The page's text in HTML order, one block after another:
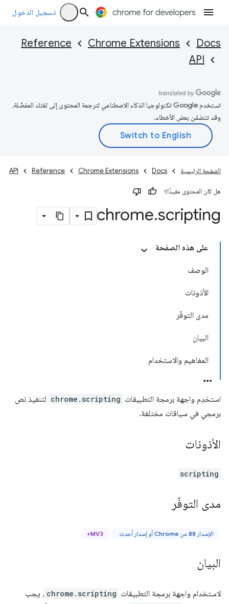
تسجيل الدخول
Docs
Chrome Extensions
Reference
API
تستخدم Google تكنولوجيا الذكاء الاصطناعي لترجمة المحتوى إلى لغتك المفضّلة،
وقد تتضمّن بعض الأخطاء.
الصفحة الرئيسية Docs
Chrome Extensions
Reference
API
هل كان المحتوى مفيدًا؟
chrome.scripting
على هذه الصفحة
الوصف
الأذونات
مدى التوفّر
البيان
المفاهيم والاستخدام
استخدِم واجهة برمجة التطبيقات chrome.scripting لتنفيذ نص
برمجي في سياقات مختلفة.
الأذونات
scripting
مدى التوفّر
الإصدار 88 من Chrome أو إصدار أحدث MV3+
البيان
لاستخدام واجهة برمجة التطبيقات chrome.scripting ، يجب